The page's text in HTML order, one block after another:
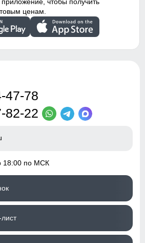
ценам.
47-78
82-22
18:00 по МСК